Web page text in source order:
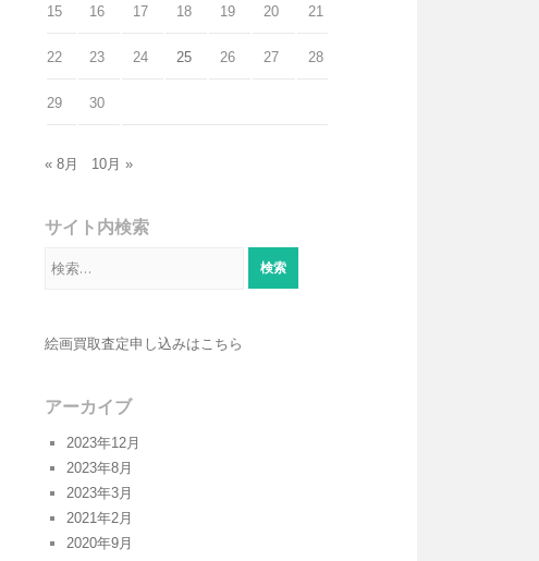
15 16 17 18 19 20 21
22 23 24 25 26 27 28
29 30
« 8月 10月 »
サイト内検索
索:
絵画買取査定申し込みはこちら
アーカイブ
2023年12月
2023年8月
2023年3月
2021年2月
2020年9月